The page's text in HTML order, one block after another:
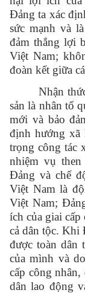
Đảng ta xác
sức mạnh và
đảm thắng lợi
Việt Nam;
đoàn kết giữa
Nhận
sản là nhân tố
mới và bảo
định hướng xã
trọng công tác
nhiệm vụ
Đảng và chế
Việt Nam là
Việt Nam;
ích của giai cấp
cả dân tộc. Khi
được toàn dân
của mình và
cấp công
dân lao động